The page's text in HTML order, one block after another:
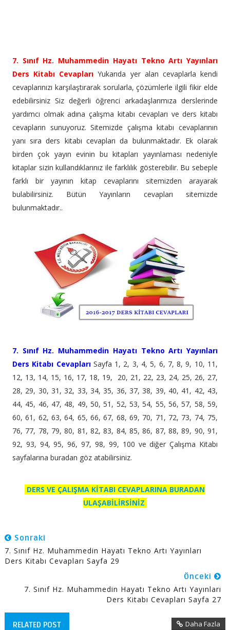
7. Sınıf Hz. Muhammedin Hayatı Tekno Artı Yayınları
Ders Kitabı Cevapları Yukarıda yer alan cevaplarla kendi
cevaplarınızı karşılaştırarak sorularla, çözümlerle ilgili fikir elde
edebilirsiniz Siz değerli öğrenci arkadaşlarımıza derslerinde
yardımcı olmak adına çalışma kitabı cevapları ve ders kitabı
cevapların sunuyoruz. Sitemizde çalışma kitabı cevaplarının
yanı sıra ders kitabı cevapları da bulunmaktadır. Ek olarak
birden çok yayın evinin bu kitapları yayınlaması nedeniyle
kitaplar sizin kullandıklarınız ile farklılık gösterebilir. Bu sebeple
farklı bir yayının kitap cevaplarını sitemizden arayarak
bulabilirsiniz. Bütün Yayınların cevapları sitemizde
bulunmaktadır..
7. Sınıf Hz. Muhammedin Hayatı Tekno Artı Yayınları
Ders Kitabı Cevapları Sayfa 1, 2, 3, 4, 5, 6, 7, 8, 9, 10, 11,
12, 13, 14, 15, 16, 17, 18, 19, 20, 21, 22, 23, 24, 25, 26, 27,
28, 29, 30, 31, 32, 33, 34, 35, 36, 37, 38, 39, 40, 41, 42, 43,
44, 45, 46, 47, 48, 49, 50, 51, 52, 53, 54, 55, 56, 57, 58, 59,
60, 61, 62, 63, 64, 65, 66, 67, 68, 69, 70, 71, 72, 73, 74, 75,
76, 77, 78, 79, 80, 81, 82, 83, 84, 85, 86, 87, 88, 89, 90, 91,
92, 93, 94, 95, 96, 97, 98, 99, 100 ve diğer Çalışma Kitabı
sayfalarına buradan göz atabilirsiniz.
DERS VE ÇALIŞMA KİTABI CEVAPLARINA BURADAN
ULAŞABİLİRSİNİZ
Sonraki
7. Sınıf Hz. Muhammedin Hayatı Tekno Artı Yayınları
Ders Kitabı Cevapları Sayfa 29
Önceki
7. Sınıf Hz. Muhammedin Hayatı Tekno Artı Yayınları
Ders Kitabı Cevapları Sayfa 27
RELATED POST Daha Fazla